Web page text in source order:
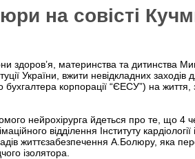
на совісті
здоров’я, материнства та дитинства
України, вжити невідкладних заходів
корпорації “ЄЕСУ”) на
нейрохірурга йдеться про те, що 4
відділення Інституту
життєзабезпечення А.Болюру, яка
ізолятора.